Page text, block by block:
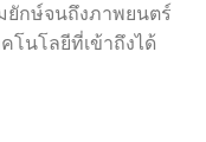
ยักษ์จนถึงภาพยนตร์
โนโลยีที่เข้าถึงได้